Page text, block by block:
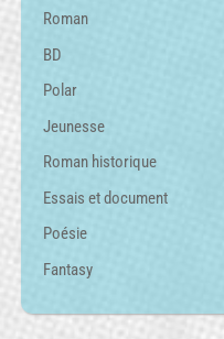
Roman
BD
Polar
Jeunesse
Roman historique
Essais et document
Poésie
Fantasy